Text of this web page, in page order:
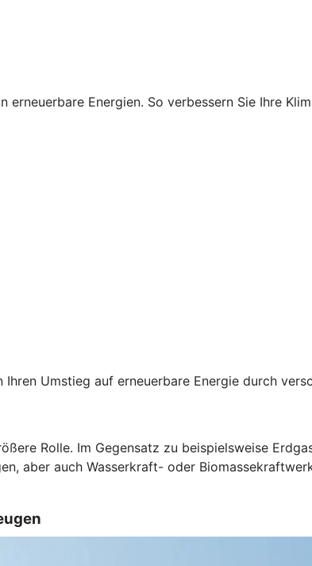
Energien. So verbessern Sie Ihre
Umstieg auf erneuerbare Energie durch
Rolle. Im Gegensatz zu beispielsweise
aber auch Wasserkraft- oder